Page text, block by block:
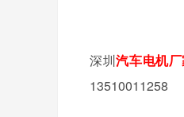
深圳汽车电机
13510011258